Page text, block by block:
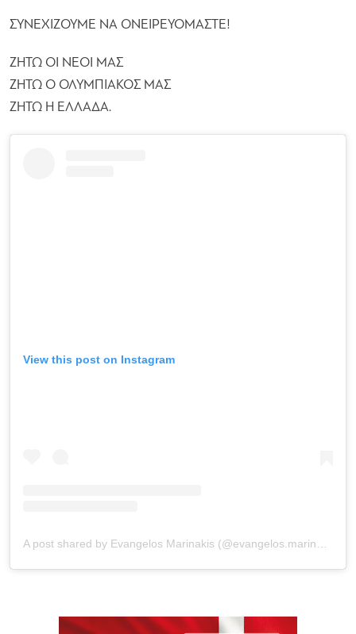
ΣΥΝΕΧΙΖΟΥΜΕ ΝΑ ΟΝΕΙΡΕΥΟΜΑΣΤΕ!
ΖΗΤΩ ΟΙ ΝΕΟΙ ΜΑΣ
ΖΗΤΩ Ο ΟΛΥΜΠΙΑΚΟΣ ΜΑΣ
ΖΗΤΩ Η ΕΛΛΑΔΑ.
View this post on Instagram